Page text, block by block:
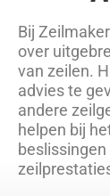
Bij
over
van zeilen.
advies te
andere
helpen bij